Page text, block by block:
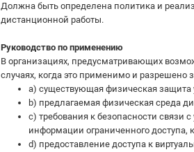
Должна быть определена политика и
дистанционной работы.
Руководство по применению
В организациях, предусматривающих
случаях, когда это применимо и
a) существующая физическая защита
b) предлагаемая физическая среда
c) требования к безопасности связи
информации ограниченного доступа,
d) предоставление доступа к